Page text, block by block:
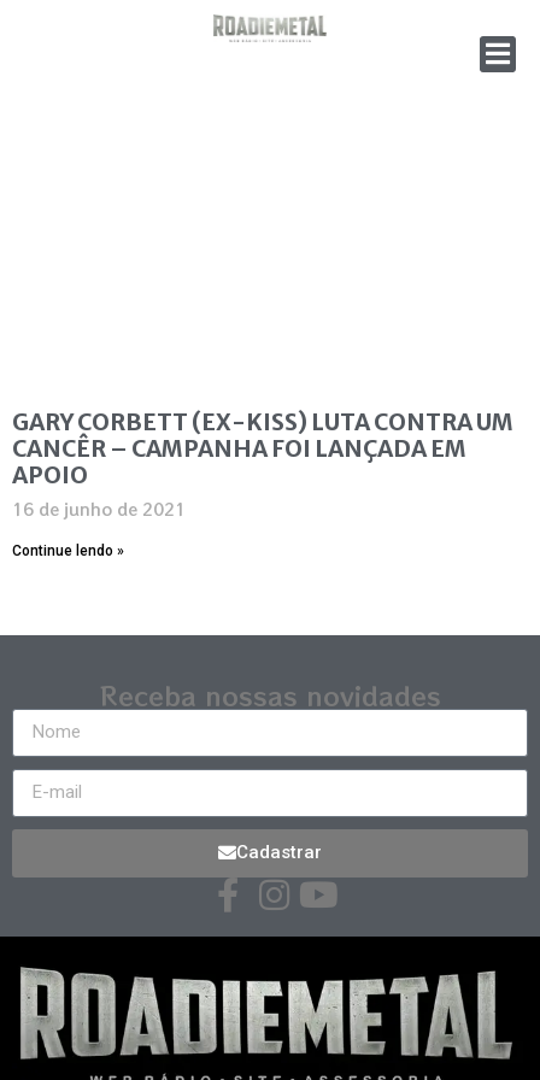
GARY CORBETT (EX-KISS) LUTA CONTRA UM
CANCÊR – CAMPANHA FOI LANÇADA EM
APOIO
16 de junho de 2021
Continue lendo »
Receba nossas novidades
Cadastrar